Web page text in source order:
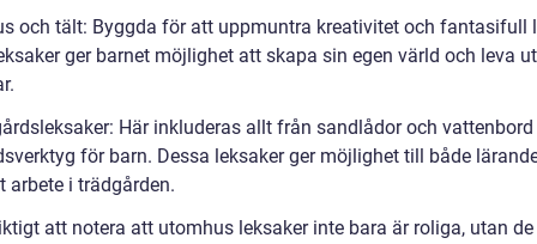
och tält: Byggda för att uppmuntra kreativitet och fantasifull
ger barnet möjlighet att skapa sin egen värld och leva
Här inkluderas allt från sandlådor och
för barn. Dessa leksaker ger möjlighet till både
arbete i trädgården.
att notera att utomhus leksaker inte bara är roliga, utan de